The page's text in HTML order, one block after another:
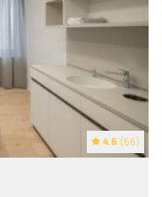
4.6 (66)